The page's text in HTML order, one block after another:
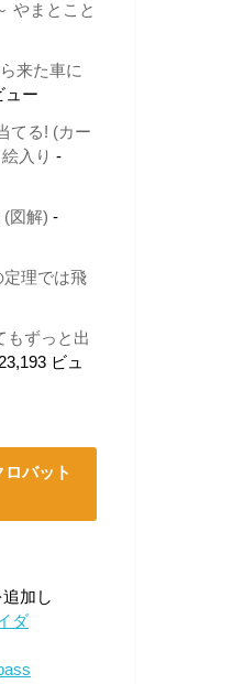
やまとこと
来た車に
ュー
てる! (カー
入り -
(図解) -
定理では飛
もずっと出
ビュ
バット
加し
ダ